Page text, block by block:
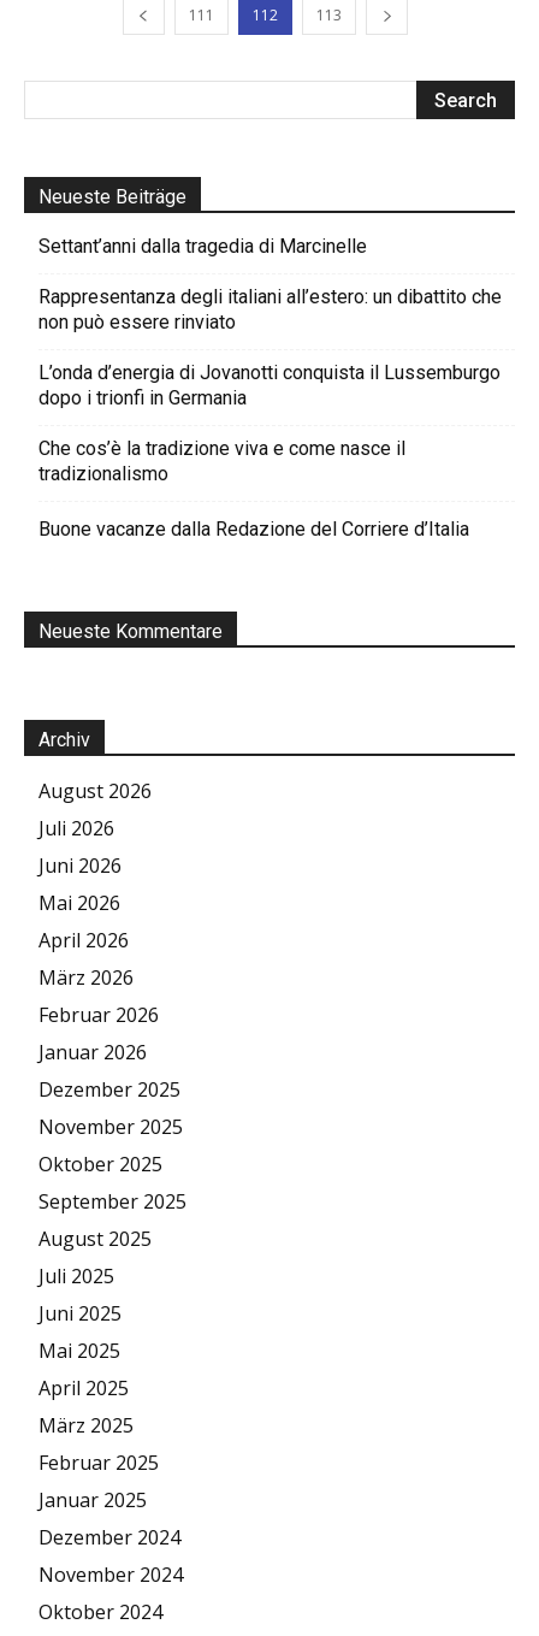
111 112 113
Neueste Beiträge
Settant’anni dalla tragedia di Marcinelle
Rappresentanza degli italiani all’estero: un dibattito che
non può essere rinviato
L’onda d’energia di Jovanotti conquista il Lussemburgo
dopo i trionfi in Germania
Che cos’è la tradizione viva e come nasce il
tradizionalismo
Buone vacanze dalla Redazione del Corriere d’Italia
Neueste Kommentare
Archiv
August 2026
Juli 2026
Juni 2026
Mai 2026
April 2026
März 2026
Februar 2026
Januar 2026
Dezember 2025
November 2025
Oktober 2025
September 2025
August 2025
Juli 2025
Juni 2025
Mai 2025
April 2025
März 2025
Februar 2025
Januar 2025
Dezember 2024
November 2024
Oktober 2024